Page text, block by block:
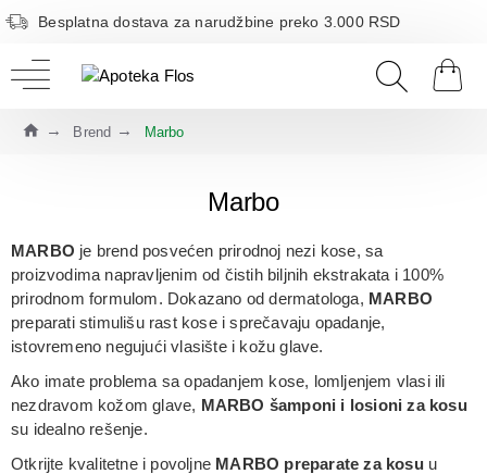
Besplatna dostava za narudžbine preko 3.000 RSD
Brend Marbo
Marbo
MARBO je brend posvećen prirodnoj nezi kose, sa
proizvodima napravljenim od čistih biljnih ekstrakata i 100%
prirodnom formulom. Dokazano od dermatologa, MARBO
preparati stimulišu rast kose i sprečavaju opadanje,
istovremeno negujući vlasište i kožu glave.
Ako imate problema saopadanjem kose, lomljenjem vlasiili
nezdravom kožom glave, MARBO šamponi i losioni za kosu
su idealno rešenje.
Otkrijte kvalitetne i povoljne MARBO preparate za kosuu